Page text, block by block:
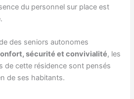
du personnel sur place est
des seniors autonomes
sécurité et convivialité, les
de cette résidence sont pensés
de ses habitants.